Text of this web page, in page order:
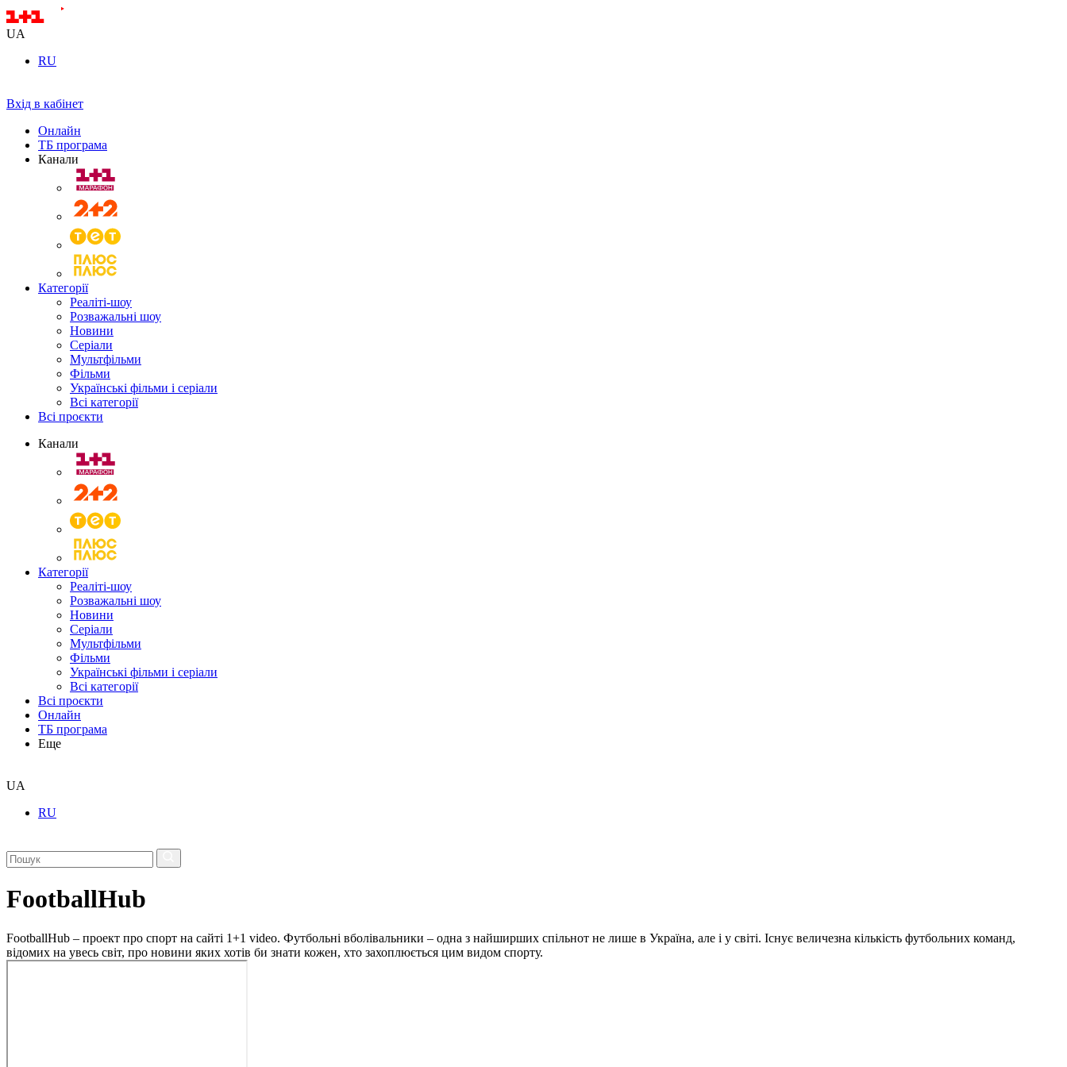
UA
RU
Вхід в кабінет
Онлайн
ТБ програма
Канали
Категорії
Реаліті-шоу
Розважальні шоу
Новини
Серіали
Мультфільми
Фільми
Українські фільми і серіали
Всі категорії
Всі проєкти
Канали
Категорії
Реаліті-шоу
Розважальні шоу
Новини
Серіали
Мультфільми
Фільми
Українські фільми і серіали
Всі категорії
Всі проєкти
Онлайн
ТБ програма
Еще
UA
RU
FootballHub
FootballHub – проект про спорт на сайті 1+1 video. Футбольні вболівальники – одна з найширших спільнот не лише в Україна, але і у світі. Існує величезна кількість футбольних команд,
відомих на увесь світ, про новини яких хотів би знати кожен, хто захоплюється цим видом спорту.